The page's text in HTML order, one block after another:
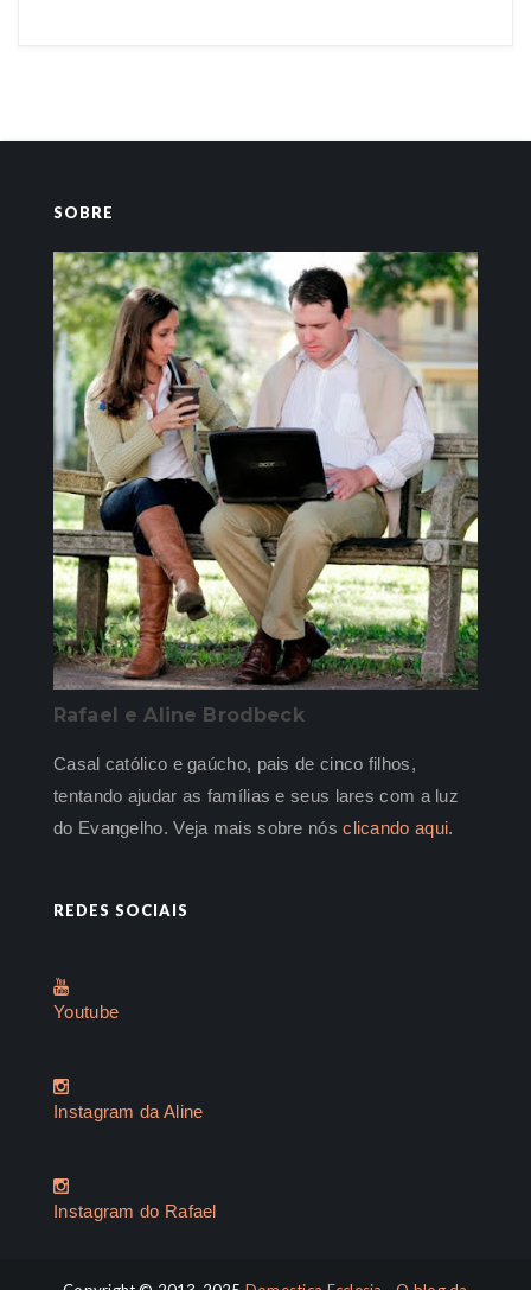
SOBRE
Rafael e Aline Brodbeck
Casal católico e gaúcho, pais de cinco filhos,
tentando ajudar as famílias e seus lares com a luz
do Evangelho. Veja mais sobre nósclicando aqui.
REDES SOCIAIS
Youtube
Instagram da Aline
Instagram do Rafael